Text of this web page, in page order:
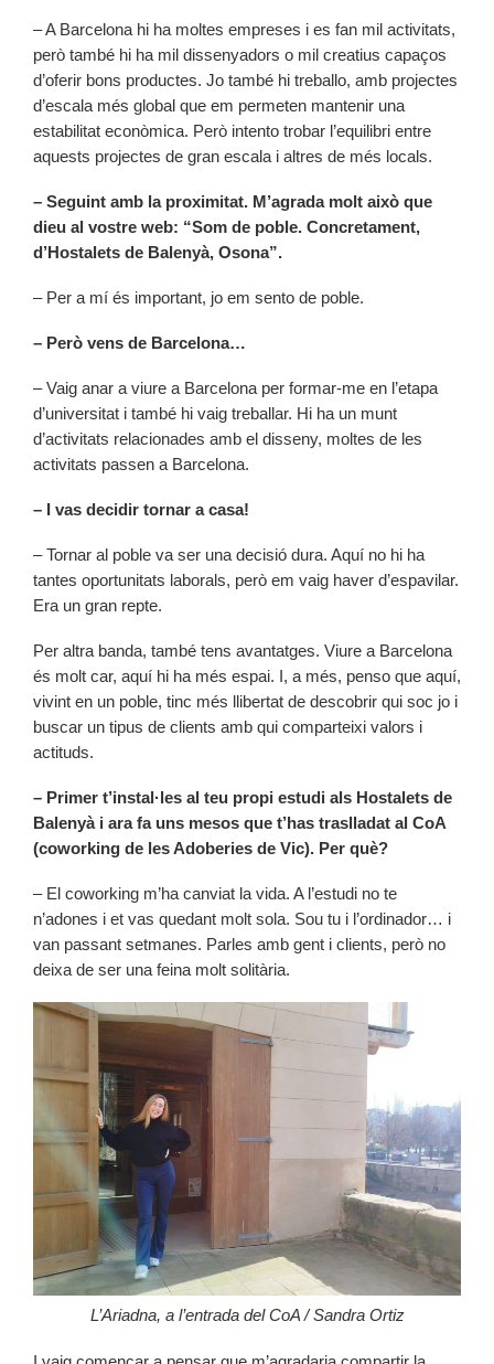
– A Barcelona hi ha moltes empreses i es fan mil activitats,
però també hi ha mil dissenyadors o mil creatius capaços
d’oferir bons productes. Jo també hi treballo, amb projectes
d’escala més global que em permeten mantenir una
estabilitat econòmica. Però intento trobar l’equilibri entre
aquests projectes de gran escala i altres de més locals.
– Seguint amb la proximitat. M’agrada molt això que
dieu al vostre web: “Som de poble. Concretament,
d’Hostalets de Balenyà, Osona”.
– Per a mí és important, jo em sento de poble.
– Però vens de Barcelona…
– Vaig anar a viure a Barcelona per formar-me en l’etapa
d’universitat i també hi vaig treballar. Hi ha un munt
d’activitats relacionades amb el disseny, moltes de les
activitats passen a Barcelona.
– I vas decidir tornar a casa!
– Tornar al poble va ser una decisió dura. Aquí no hi ha
tantes oportunitats laborals, però em vaig haver d’espavilar.
Era un gran repte.
Per altra banda, també tens avantatges. Viure a Barcelona
és molt car, aquí hi ha més espai. I, a més, penso que aquí,
vivint en un poble, tinc més llibertat de descobrir qui soc jo i
buscar un tipus de clients amb qui comparteixi valors i
actituds.
– Primer t’instal·les al teu propi estudi als Hostalets de
Balenyà i ara fa uns mesos que t’has traslladat al CoA
(coworking de les Adoberies de Vic). Per què?
– El coworking m’ha canviat la vida. A l’estudi no te
n’adones i et vas quedant molt sola. Sou tu i l’ordinador… i
van passant setmanes. Parles amb gent i clients, però no
deixa de ser una feina molt solitària.
L’Ariadna, a l’entrada del CoA / Sandra Ortiz